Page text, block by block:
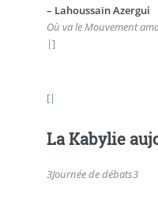
– Lahoussaïn Azergui
Où va le Mouvement
|]
[|
La Kabylie
3Journée de débats3